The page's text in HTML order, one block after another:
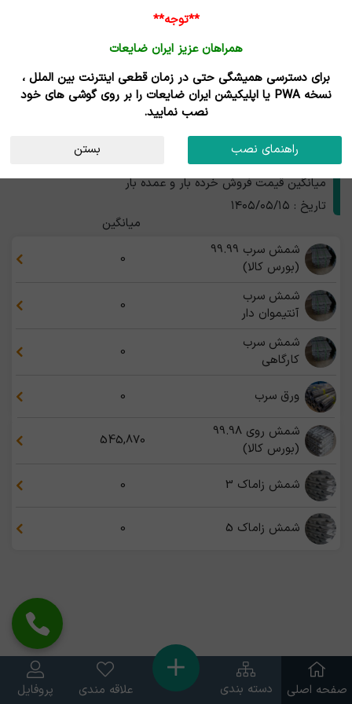
قیمت روز خریداران فروشندگان
نتایج جستجوی قیمت
استان
قیمت محصولات سرب و روی
میانگین قیمت فروش خرده بار و عمده بار
تاریخ : ۱۴۰۵/۰۵/۱۵
میانگین
شمش سرب 99.99
(بورس کالا)
0
شمش سرب
آنتیموان دار
0
شمش سرب
کارگاهی
0
ورق سرب
0
شمش روی 99.98
(بورس کالا)
545,870
شمش زاماک 3 0
شمش زاماک 5 0
**توجه**
همراهان عزیز ایران ضایعات
برای دسترسی همیشگی حتی در زمان قطعی اینترنت بین الملل ،
نسخه PWA یا اپلیکیشن ایران ضایعات را بر روی گوشی های خود
نصب نمایید.
راهنمای نصب بستن
صفحه اصلی دسته بندی علاقه مندی پروفایل